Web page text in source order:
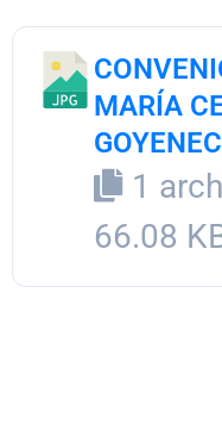
MARÍA
1
66.08